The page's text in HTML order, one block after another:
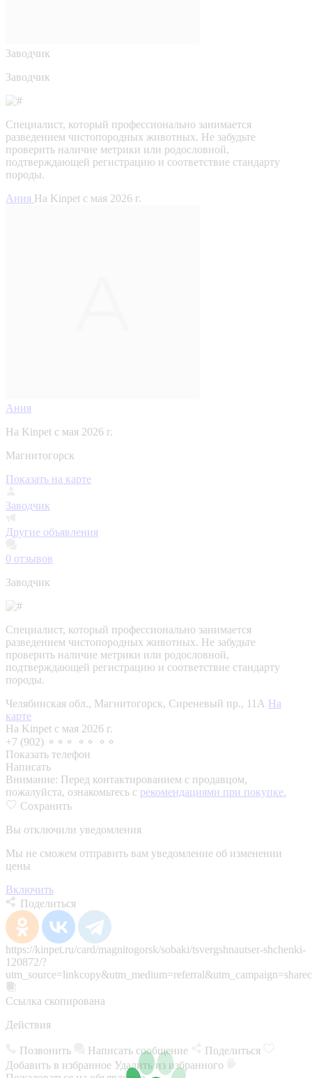
Заводчик
Заводчик
Специалист, который профессионально занимается
разведением чистопородных животных. Не забудьте
проверить наличие метрики или родословной,
подтверждающей регистрацию и соответствие стандарту
породы.
Ания На Kinpet c мая 2026 г.
Ания
На Kinpet c мая 2026 г.
Магнитогорск
Показать на карте
Заводчик
Другие объявления
0 отзывов
Заводчик
Специалист, который профессионально занимается
разведением чистопородных животных. Не забудьте
проверить наличие метрики или родословной,
подтверждающей регистрацию и соответствие стандарту
породы.
Челябинская обл., Магнитогорск, Сиреневый пр., 11А На
карте
На Kinpet c мая 2026 г.
+7 (902) ⚬⚬⚬ ⚬⚬ ⚬⚬
Показать телефон
Написать
Внимание: Перед контактированием с продавцом,
пожалуйста, ознакомьтесь с рекомендациями при покупке.
Сохранить
Вы отключили уведомления
Мы не сможем отправить вам уведомление об изменении
цены
Включить
Поделиться
https://kinpet.ru/card/magnitogorsk/sobaki/tsvergshnautser-shchenki-
120872/?
Ссылка скопирована
Действия
Позвонить Написать сообщение
Поделиться
Добавить в избранное Удалить из избранного